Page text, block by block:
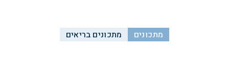
מתכונים מתכונים בריאים